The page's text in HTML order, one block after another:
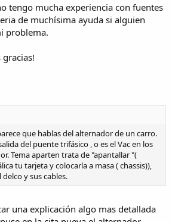
tengo mucha experiencia con fuentes
de muchísima ayuda si alguien
problema.
que hablas del alternador de un carro.
del puente trifásico , o es el Vac en los
Tema aparten trata de "apantallar "(
tu tarjeta y colocarla a masa ( chassis)),
y sus cables.
una explicación algo mas detallada